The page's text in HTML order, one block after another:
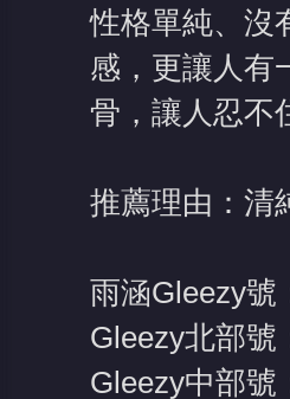
性格單純、沒
感，更讓人有
骨，讓人忍不
推薦理由：清
雨涵Gleezy號
Gleezy北部號
Gleezy中部號